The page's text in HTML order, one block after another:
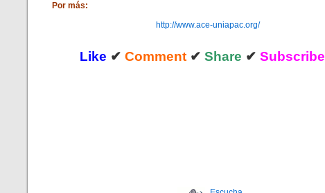
Por más:
http://www.ace-uniapac.org/
Like ✔ Comment ✔ Share ✔ Subscribe